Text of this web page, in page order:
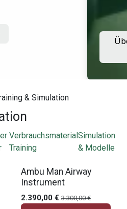
& Simulation
Verbrauchsmaterial
Training
Simulation
& Modelle
Gratis Zubehör
Ambu Man Airway
Instrument
2.390,00€ 3.300,00€